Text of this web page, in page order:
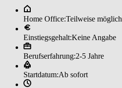
Home Office:Teilweise möglich
Einstiegsgehalt:Keine Angabe
Berufserfahrung:2-5 Jahre
Startdatum:Ab sofort